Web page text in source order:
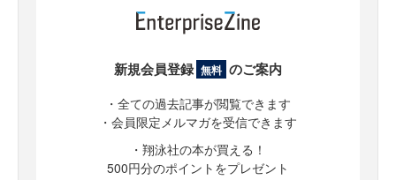
新規会員登録 無料 のご案内
・全ての過去記事が閲覧できます
・会員限定メルマガを受信できます
・翔泳社の本が買える！
500円分のポイントをプレゼント